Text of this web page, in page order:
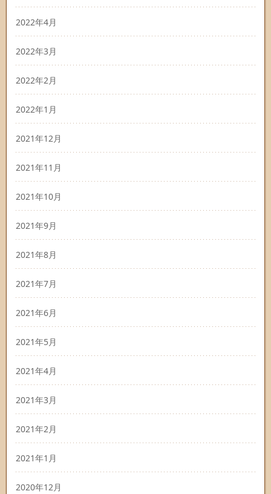
2022年4月
2022年3月
2022年2月
2022年1月
2021年12月
2021年11月
2021年10月
2021年9月
2021年8月
2021年7月
2021年6月
2021年5月
2021年4月
2021年3月
2021年2月
2021年1月
2020年12月